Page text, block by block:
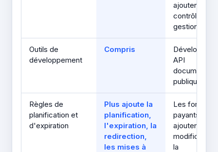
ajoutent des
contrôles de
gestion
Outils de
développement
Compris
Développeur
API
documenté
publiquement
Règles de
planification et
d'expiration
Plus ajoute la
planification,
l'expiration, la
redirection,
les mises à
Les forfaits
payants
ajoutent la
modification,
la